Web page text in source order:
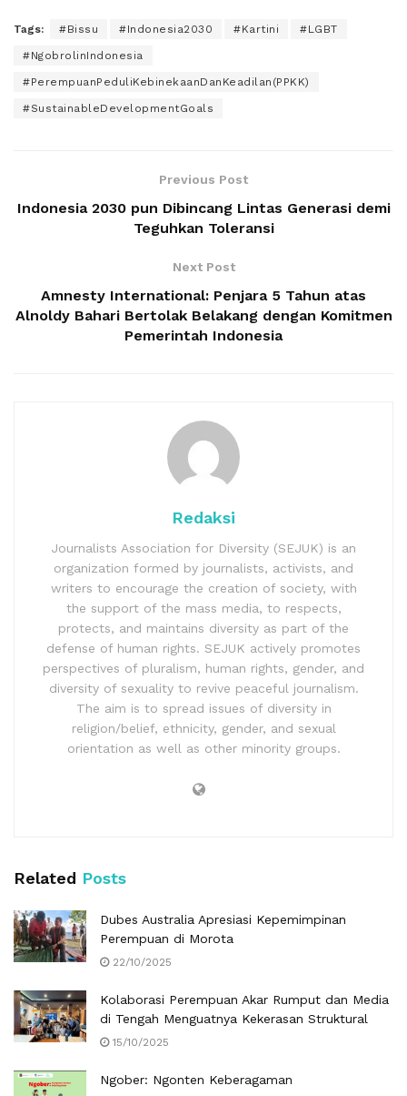
Tags: #Bissu #Indonesia2030 #Kartini #LGBT
#NgobrolinIndonesia
#PerempuanPeduliKebinekaanDanKeadilan(PPKK)
#SustainableDevelopmentGoals
Previous Post
Indonesia 2030 pun Dibincang Lintas Generasi demi
Teguhkan Toleransi
Next Post
Amnesty International: Penjara 5 Tahun atas
Alnoldy Bahari Bertolak Belakang dengan Komitmen
Pemerintah Indonesia
Redaksi
Journalists Association for Diversity (SEJUK) is an
organization formed by journalists, activists, and
writers to encourage the creation of society, with
the support of the mass media, to respects,
protects, and maintains diversity as part of the
defense of human rights. SEJUK actively promotes
perspectives of pluralism, human rights, gender, and
diversity of sexuality to revive peaceful journalism.
The aim is to spread issues of diversity in
religion/belief, ethnicity, gender, and sexual
orientation as well as other minority groups.
Related Posts
Dubes Australia Apresiasi Kepemimpinan
Perempuan di Morota
22/10/2025
Kolaborasi Perempuan Akar Rumput dan Media
di Tengah Menguatnya Kekerasan Struktural
15/10/2025
Ngober: Ngonten Keberagaman